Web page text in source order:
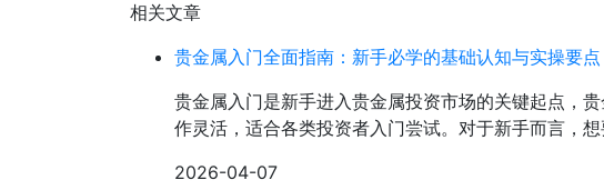
相关文章
贵金属入门全面指南：新手必学的基础认知与实操要点
贵金属入门是新手进入贵金属投资市场的关键起点，
作灵活，适合各类投资者入门尝试。对于新手而言，
2026-04-07